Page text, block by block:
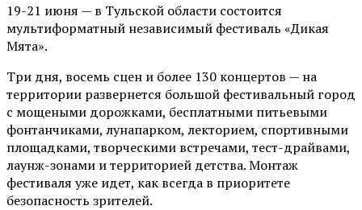
19-21 июня — в Тульской области состоится
мультиформатный независимый фестиваль «Дикая
Мята».
Три дня, восемь сцен и более 130 концертов — на
территории развернется большой фестивальный город
с мощеными дорожками, бесплатными питьевыми
фонтанчиками, лунапарком, лекторием, спортивными
площадками, творческими встречами, тест-драйвами,
лаунж-зонами и территорией детства. Монтаж
фестиваля уже идет, как всегда в приоритете
безопасность зрителей.